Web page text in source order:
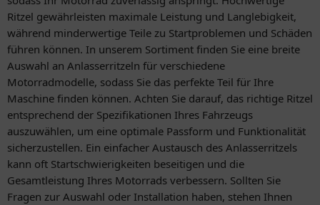
Ritzel gewährleisten maximale Leistung und Langlebigkeit,
während minderwertige Teile zu Startproblemen und Schäden
führen können. In unserem Sortiment finden Sie eine breite
Auswahl an Anlasserritzeln für verschiedene
Motorradmodelle, sodass Sie das perfekte Teil für Ihre
Maschine finden können. Achten Sie darauf, das richtige Ritzel
entsprechend der Spezifikationen Ihres Fahrzeugs
auszuwählen, um eine optimale Passform und Funktionalität
sicherzustellen. Ein einfacher Austausch des Anlasserritzels
kann oft Startschwierigkeiten beseitigen und die
Gesamtleistung Ihres Motorrads verbessern. Sollten Sie
Fragen zur Auswahl oder Installation haben, stehen Ihnen